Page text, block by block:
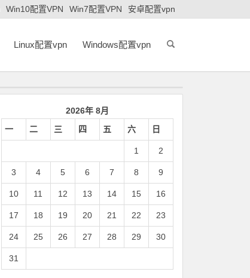
Win10配置VPN Win7配置VPN 安卓配置vpn
Linux配置vpn Windows配置vpn
2026年 8月
一
二 三 四 五 六 日
1 2
3 4 5 6 7 8 9
10 11 12 13 14 15 16
17 18 19 20 21 22 23
24 25 26 27 28 29 30
31